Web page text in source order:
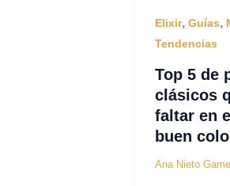
Elixir, Guías,
Tendencias
Top 5 de
clásicos
faltar en
buen
Ana Nieto